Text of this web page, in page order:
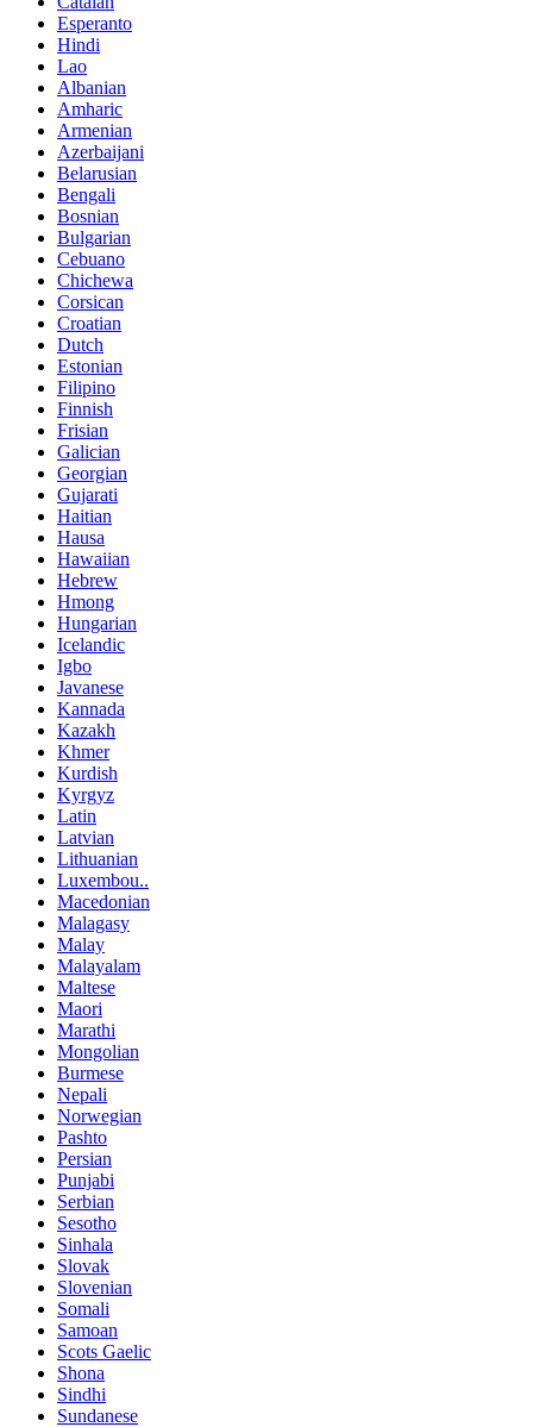
Esperanto
Hindi
Lao
Albanian
Amharic
Armenian
Azerbaijani
Belarusian
Bengali
Bosnian
Bulgarian
Cebuano
Chichewa
Corsican
Croatian
Dutch
Estonian
Filipino
Finnish
Frisian
Galician
Georgian
Gujarati
Haitian
Hausa
Hawaiian
Hebrew
Hmong
Hungarian
Icelandic
Igbo
Javanese
Kannada
Kazakh
Khmer
Kurdish
Kyrgyz
Latin
Latvian
Lithuanian
Luxembou..
Macedonian
Malagasy
Malay
Malayalam
Maltese
Maori
Marathi
Mongolian
Burmese
Nepali
Norwegian
Pashto
Persian
Punjabi
Serbian
Sesotho
Sinhala
Slovak
Slovenian
Somali
Samoan
Scots Gaelic
Shona
Sindhi
Sundanese